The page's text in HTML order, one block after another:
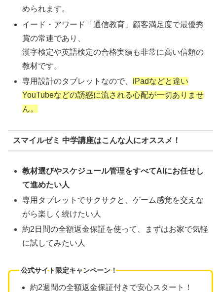
められます。
イード・アワード「通信教育」顧客満足度で最優秀
賞の常連であり、
漢字検定や英語検定の合格実績も非常に高い信頼の
教材です。
専用設計のタブレットなので、 iPadなどと違い
YouTubeなどの誘惑に流される心配が一切ありませ
ん。
スマイルゼミ 中学講座はこんな人にオススメ！
教材選びやスケジュール管理をすべてAIにお任せし
て進めたい人
専用タブレットでサクサクと、ゲーム感覚を交えな
がら楽しく続けたい人
約2日間の全額返金保証を使って、まずはお家で気軽
に試してみたい人
公式サイト限定キャンペーン！
約2週間の全額返金保証付きで安心スタート！